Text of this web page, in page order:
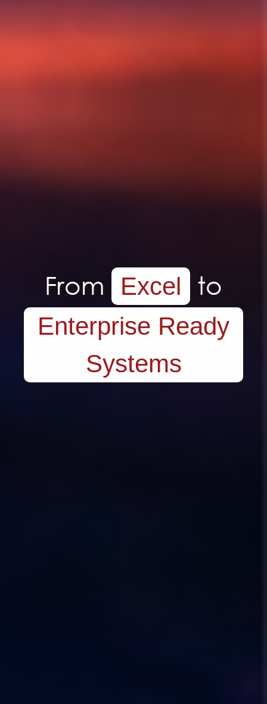
From Excel to
Enterprise Ready
Systems